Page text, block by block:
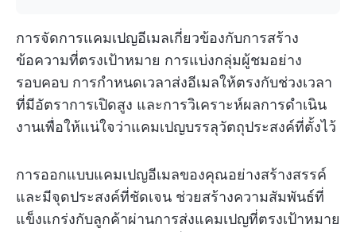
การจัดการแคมเปญอีเมลเกี่ยวข้องกับการสร้าง
ข้อความที่ตรงเป้าหมาย การแบ่งกลุ่มผู้ชมอย่าง
รอบคอบ การกำหนดเวลาส่งอีเมลให้ตรงกับช่วงเวลา
ที่มีอัตราการเปิดสูง และการวิเคราะห์ผลการดำเนิน
งานเพื่อให้แน่ใจว่าแคมเปญบรรลุวัตถุประสงค์ที่ตั้งไว้
การออกแบบแคมเปญอีเมลของคุณอย่างสร้างสรรค์
และมีจุดประสงค์ที่ชัดเจน ช่วยสร้างความสัมพันธ์ที่
แข็งแกร่งกับลูกค้าผ่านการส่งแคมเปญที่ตรงเป้าหมาย